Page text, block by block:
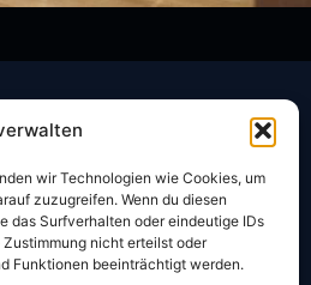
wir Technologien wie Cookies, um
zuzugreifen. Wenn du diesen
das Surfverhalten oder eindeutige IDs
nicht erteilst oder
Funktionen beeinträchtigt werden.
14:00 Uhr
10:00 Uhr
Frühstück